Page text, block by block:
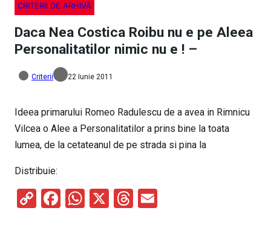
CRITERII DE ARHIVĂ
Daca Nea Costica Roibu nu e pe Aleea
Personalitatilor nimic nu e ! –
Criterii 22 Iunie 2011
Ideea primarului Romeo Radulescu de a avea in Rimnicu
Vilcea o Alee a Personalitatilor a prins bine la toata
lumea, de la cetateanul de pe strada si pina la
Distribuie:
C
F
W X
T